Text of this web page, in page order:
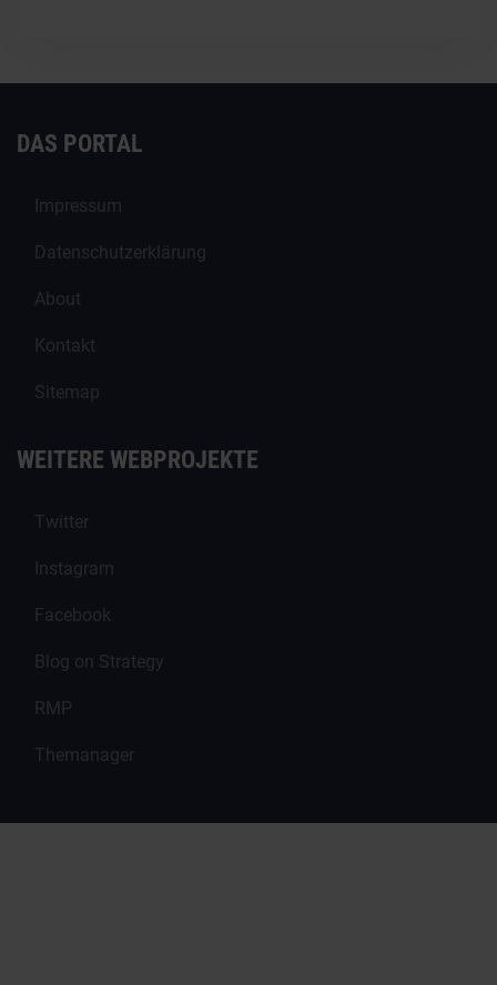
DAS PORTAL
Impressum
Datenschutzerklärung
About
Kontakt
Sitemap
WEITERE WEBPROJEKTE
Twitter
Instagram
Facebook
Blog on Strategy
RMP
Themanager